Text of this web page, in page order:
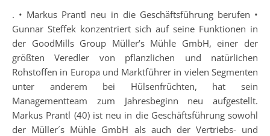
. • Markus Prantl neu in die Geschäftsführung berufen •
Gunnar Steffek konzentriert sich auf seine Funktionen in
der GoodMills Group Müller’s Mühle GmbH, einer der
größten Veredler von pflanzlichen und natürlichen
Rohstoffen in Europa und Marktführer in vielen Segmenten
unter anderem bei Hülsenfrüchten, hat sein
Managementteam zum Jahresbeginn neu aufgestellt.
Markus Prantl (40) ist neu in die Geschäftsführung sowohl
der Müller´s Mühle GmbH als auch der Vertriebs- und